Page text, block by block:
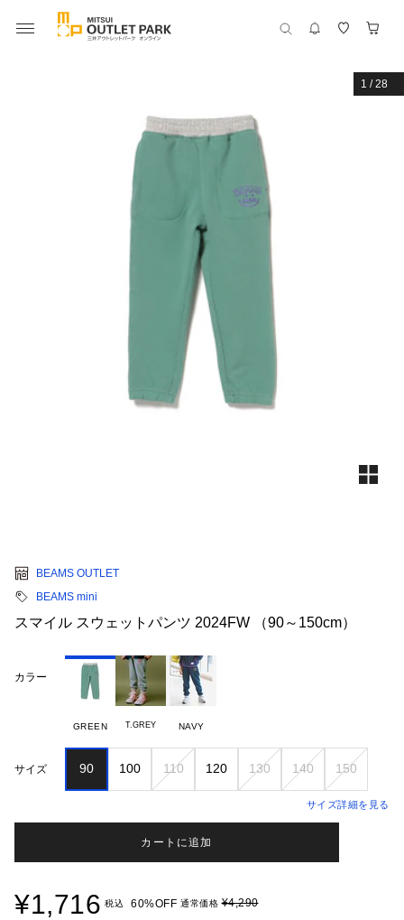
1 /28
BEAMS OUTLET
BEAMS mini
スマイル スウェットパンツ 2024FW （90～150cm）
カラー
GREEN T.GREY NAVY
サイズ 90 100 110 120 130 140 150
サイズ詳細を見る
カートに追加
¥1,716 税込 60%OFF 通常価格¥4,290